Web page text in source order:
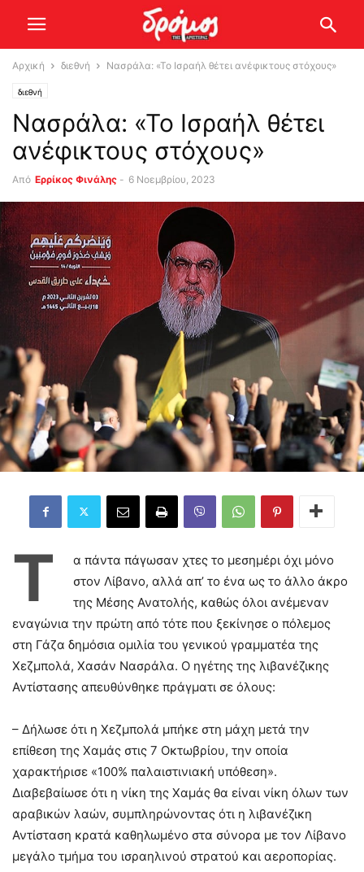
Αρχική διεθνή Νασράλα: «Το Ισραήλ θέτει ανέφικτους στόχους»
διεθνή
Νασράλα: «Το Ισραήλ θέτει
ανέφικτους στόχους»
Από Ερρίκος Φινάλης - 6 Νοεμβρίου, 2023
Τ
α πάντα πάγωσαν χτες το μεσημέρι όχι μόνο
στον Λίβανο, αλλά απ’ το ένα ως το άλλο άκρο
της Μέσης Ανατολής, καθώς όλοι ανέμεναν
εναγώνια την πρώτη από τότε που ξεκίνησε ο πόλεμος
στη Γάζα δημόσια ομιλία του γενικού γραμματέα της
Χεζμπολά, Χασάν Νασράλα. O ηγέτης της λιβανέζικης
Αντίστασης απευθύνθηκε πράγματι σε όλους:
– Δήλωσε ότι η Χεζμπολά μπήκε στη μάχη μετά την
επίθεση της Χαμάς στις 7 Οκτωβρίου, την οποία
χαρακτήρισε «100% παλαιστινιακή υπόθεση».
Διαβεβαίωσε ότι η νίκη της Χαμάς θα είναι νίκη όλων των
αραβικών λαών, συμπληρώνοντας ότι η λιβανέζικη
Αντίσταση κρατά καθηλωμένο στα σύνορα με τον Λίβανο
μεγάλο τμήμα του ισραηλινού στρατού και αεροπορίας.